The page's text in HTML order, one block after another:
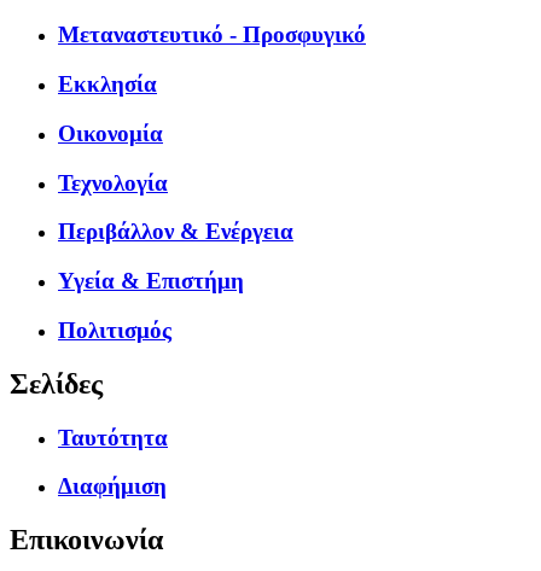
Μεταναστευτικό - Προσφυγικό
Εκκλησία
Οικονομία
Τεχνολογία
Περιβάλλον & Ενέργεια
Υγεία & Επιστήμη
Πολιτισμός
Σελίδες
Ταυτότητα
Διαφήμιση
Επικοινωνία